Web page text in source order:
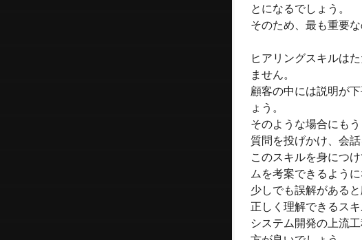
とになるでしょう。
そのため、最も重要
ヒアリングスキルは
ません。
顧客の中には説明が
ょう。
そのような場合にも
質問を投げかけ、会
このスキルを身につ
ムを考案できるように
少しでも誤解がある
正しく理解できるスキ
システム開発の上流